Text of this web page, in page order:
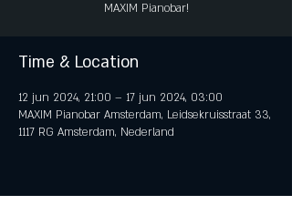
MAXIM Pianobar!
Time & Location
12 jun 2024, 21:00 – 17 jun 2024, 03:00
MAXIM Pianobar Amsterdam, Leidsekruisstraat 33,
1117 RG Amsterdam, Nederland